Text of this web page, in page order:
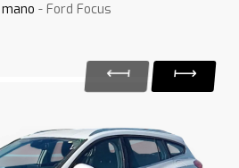
- Ford Focus